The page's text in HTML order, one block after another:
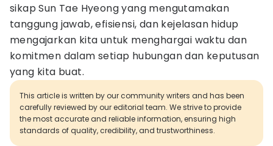
sikap Sun Tae Hyeong yang mengutamakan
tanggung jawab, efisiensi, dan kejelasan hidup
mengajarkan kita untuk menghargai waktu dan
komitmen dalam setiap hubungan dan keputusan
yang kita buat.
This article is written by our community writers and has been
carefully reviewed by our editorial team. We strive to provide
the most accurate and reliable information, ensuring high
standards of quality, credibility, and trustworthiness.